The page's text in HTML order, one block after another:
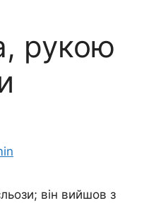
рукою
він вийшов з